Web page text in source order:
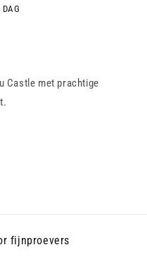
DAG
Castle met prachtige
fijnproevers